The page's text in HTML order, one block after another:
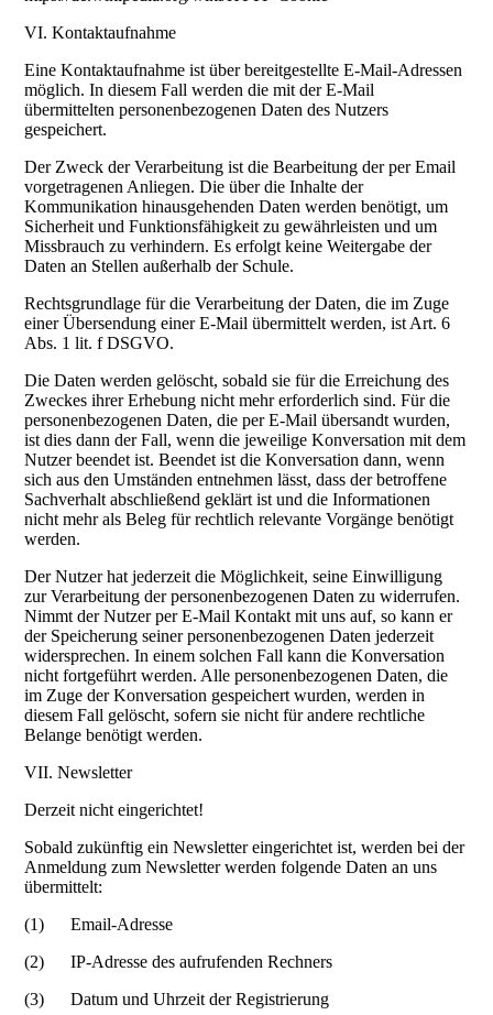
VI. Kontaktaufnahme
Eine Kontaktaufnahme ist über bereitgestellte E-Mail-Adressen
möglich. In diesem Fall werden die mit der E-Mail
übermittelten personenbezogenen Daten des Nutzers
gespeichert.
Der Zweck der Verarbeitung ist die Bearbeitung der per Email
vorgetragenen Anliegen. Die über die Inhalte der
Kommunikation hinausgehenden Daten werden benötigt, um
Sicherheit und Funktionsfähigkeit zu gewährleisten und um
Missbrauch zu verhindern. Es erfolgt keine Weitergabe der
Daten an Stellen außerhalb der Schule.
Rechtsgrundlage für die Verarbeitung der Daten, die im Zuge
einer Übersendung einer E-Mail übermittelt werden, ist Art. 6
Abs. 1 lit. f DSGVO.
Die Daten werden gelöscht, sobald sie für die Erreichung des
Zweckes ihrer Erhebung nicht mehr erforderlich sind. Für die
personenbezogenen Daten, die per E-Mail übersandt wurden,
ist dies dann der Fall, wenn die jeweilige Konversation mit dem
Nutzer beendet ist. Beendet ist die Konversation dann, wenn
sich aus den Umständen entnehmen lässt, dass der betroffene
Sachverhalt abschließend geklärt ist und die Informationen
nicht mehr als Beleg für rechtlich relevante Vorgänge benötigt
werden.
Der Nutzer hat jederzeit die Möglichkeit, seine Einwilligung
zur Verarbeitung der personenbezogenen Daten zu widerrufen.
Nimmt der Nutzer per E-Mail Kontakt mit uns auf, so kann er
der Speicherung seiner personenbezogenen Daten jederzeit
widersprechen. In einem solchen Fall kann die Konversation
nicht fortgeführt werden. Alle personenbezogenen Daten, die
im Zuge der Konversation gespeichert wurden, werden in
diesem Fall gelöscht, sofern sie nicht für andere rechtliche
Belange benötigt werden.
VII. Newsletter
Derzeit nicht eingerichtet!
Sobald zukünftig ein Newsletter eingerichtet ist, werden bei der
Anmeldung zum Newsletter werden folgende Daten an uns
übermittelt:
(1) Email-Adresse
(2) IP-Adresse des aufrufenden Rechners
(3) Datum und Uhrzeit der Registrierung